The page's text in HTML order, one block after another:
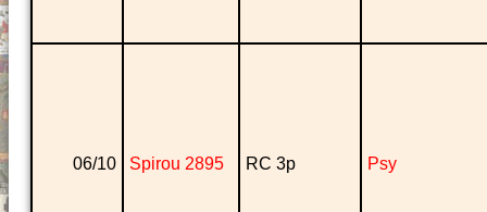
06/10 Spirou 2895 RC 3p Psy